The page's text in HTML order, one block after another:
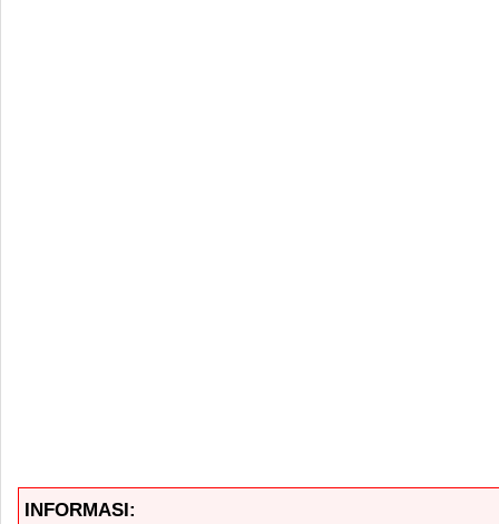
INFORMASI: